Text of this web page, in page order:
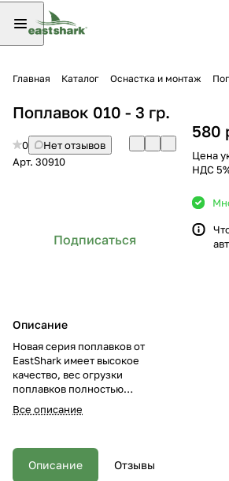
Главная Каталог Оснастка и монтаж
Поплавок 010 - 3 гр.
0
Нет отзывов
Арт. 30910
Подписаться
Описание
Новая серия поплавков от
EastShark имеет высокое
качество, вес огрузки
поплавков полностью
совпадает с заявленным!
Широкий выбор форм и весов
под различные условия ловли!
Цена указанна на 1 упаковку. В
упаковке 10 поплавков разных
Все описание
580
Цена
НДС
Описание Отзывы